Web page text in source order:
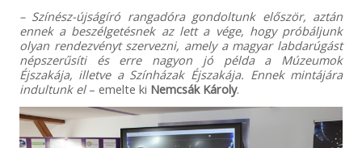
– Színész-újságíró rangadóra gondoltunk először, aztán
ennek a beszélgetésnek az lett a vége, hogy próbáljunk
olyan rendezvényt szervezni, amely a magyar labdarúgást
népszerűsíti és erre nagyon jó példa a Múzeumok
Éjszakája, illetve a Színházak Éjszakája. Ennek mintájára
indultunk el– emelte ki Nemcsák Károly.